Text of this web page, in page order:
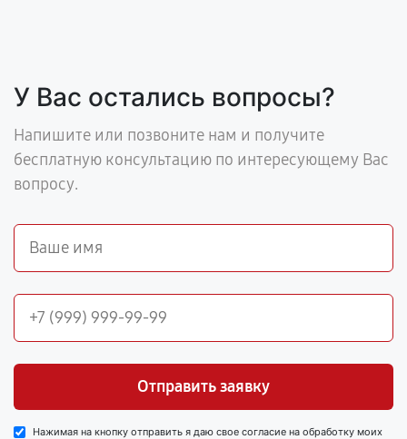
У Вас остались вопросы?
Напишите или позвоните нам и получите
бесплатную консультацию по интересующему Вас
вопросу.
Отправить заявку
Нажимая на кнопку отправить я даю свое согласие на обработку моих